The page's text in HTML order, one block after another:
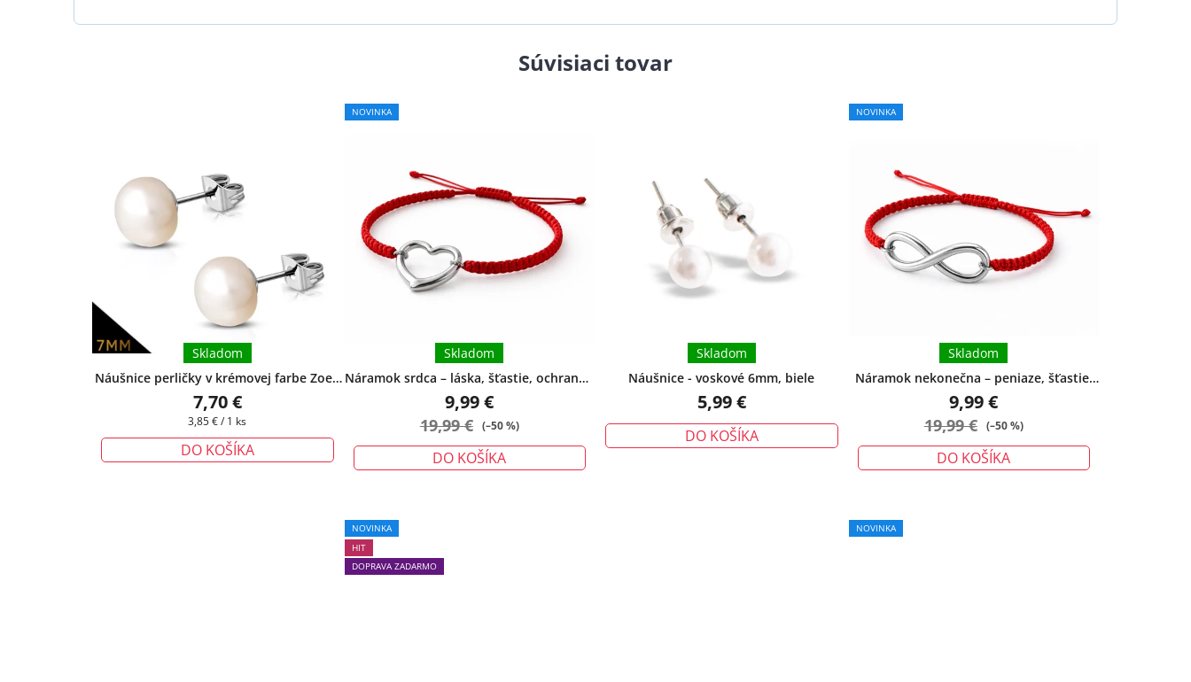
Súvisiaci tovar
Náušnice perličky v krémovej farbe Zoey
II. - 7 mm
Skladom
7,70 €
Jednotková
cena:
3,85 € / 1 ks
DO KOŠÍKA
NOVINKA
Náramok srdca – láska, šťastie, ochrana -
veľký
Skladom
9,99 €
19,99 € (–50 %)
DO KOŠÍKA
Náušnice - voskové 6mm, biele
Skladom
5,99 €
DO KOŠÍKA
NOVINKA
Náramok nekonečna – peniaze, šťastie,
ochrana - veľký
Skladom
9,99 €
19,99 € (–50 %)
DO KOŠÍKA
NOVINKA
HIT
DOPRAVA ZADARMO
NOVINKA